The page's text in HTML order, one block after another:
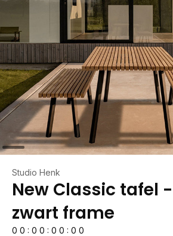
Studio Henk
New Classic tafel
zwart frame
0 0 : 0 0 : 0 0 : 0 0